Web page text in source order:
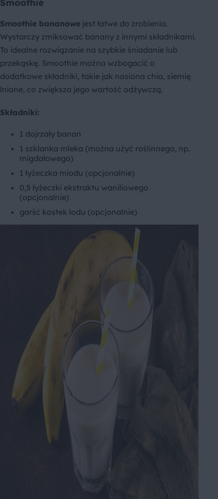
Smoothie bananowe jest łatwe do zrobienia.
Wystarczy zmiksować banany z innymi składnikami.
To idealne rozwiązanie na szybkie śniadanie lub
przekąskę. Smoothie można wzbogacić o
dodatkowe składniki, takie jak nasiona chia, siemię
lniane, co zwiększa jego wartość odżywczą.
Składniki:
1 dojrzały banan
1 szklanka mleka (można użyć roślinnego, np.
migdałowego)
1 łyżeczka miodu (opcjonalnie)
0,5 łyżeczki ekstraktu waniliowego
(opcjonalnie)
garść kostek lodu (opcjonalnie)